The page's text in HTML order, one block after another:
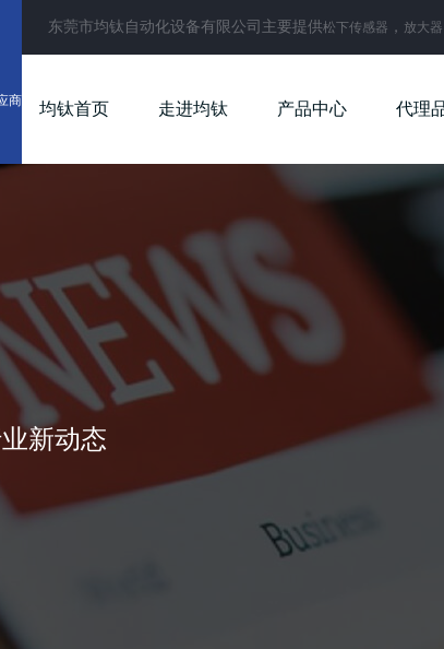
商
东莞市均钛自动化设备有限公司主要提供松下传感器 ， 放大器
均钛首页 走进均钛 产品中心 代理
新动态